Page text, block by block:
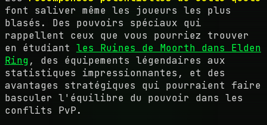
font saliver même les joueurs les plus
blasés. Des pouvoirs spéciaux qui
rappellent ceux que vous pourriez trouver
en étudiant les Ruines de Moorth dans Elden
Ring, des équipements légendaires aux
statistiques impressionnantes, et des
avantages stratégiques qui pourraient faire
basculer l'équilibre du pouvoir dans les
conflits PvP.